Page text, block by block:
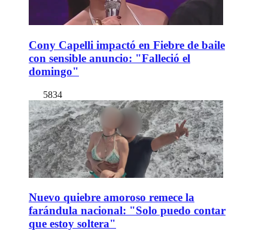
Cony Capelli impactó en Fiebre de baile
con sensible anuncio: "Falleció el
domingo"
5834
Nuevo quiebre amoroso remece la
farándula nacional: "Solo puedo contar
que estoy soltera"